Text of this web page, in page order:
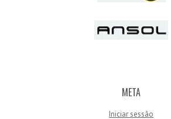
META
Iniciar sessão